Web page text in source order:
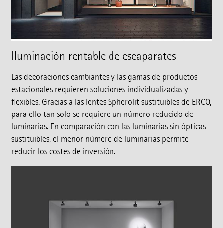
Iluminación rentable de escaparates
Las decoraciones cambiantes y las gamas de productos
estacionales requieren soluciones individualizadas y
flexibles. Gracias a las lentes Spherolit sustituibles de ERCO,
para ello tan solo se requiere un número reducido de
luminarias. En comparación con las luminarias sin ópticas
sustituibles, el menor número de luminarias permite
reducir los costes de inversión.